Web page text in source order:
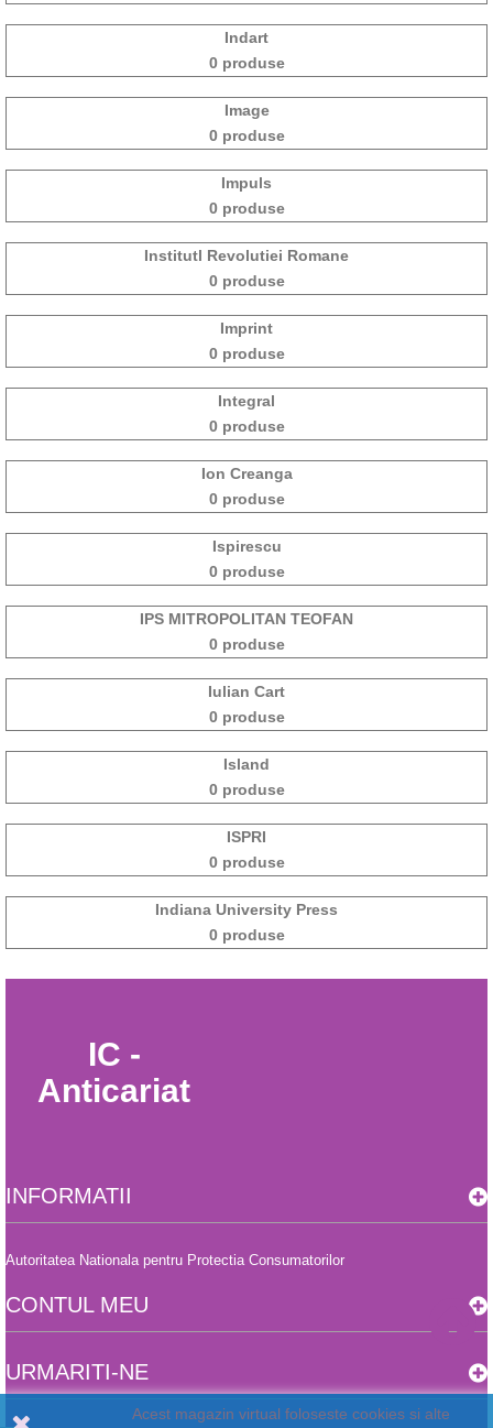
Indart
0 produse
Image
0 produse
Impuls
0 produse
Institutl Revolutiei Romane
0 produse
Imprint
0 produse
Integral
0 produse
Ion Creanga
0 produse
Ispirescu
0 produse
IPS MITROPOLITAN TEOFAN
0 produse
Iulian Cart
0 produse
Island
0 produse
ISPRI
0 produse
Indiana University Press
0 produse
IC -
Anticariat
INFORMATII
Autoritatea Nationala pentru Protectia Consumatorilor
CONTUL MEU
URMARITI-NE
Acest magazin virtual foloseste cookies si alte